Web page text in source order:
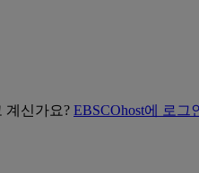
계신가요? EBSCOhost에 로그